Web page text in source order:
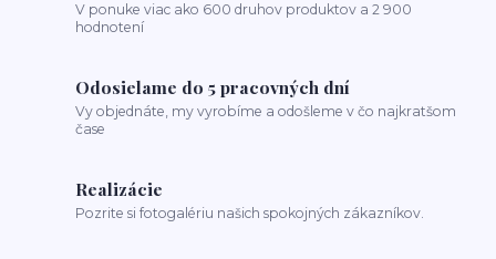
V ponuke viac ako 600 druhov produktov a 2 900
hodnotení
Odosielame do 5 pracovných dní
Vy objednáte, my vyrobíme a odošleme v čo najkratšom
čase
Realizácie
Pozrite si fotogalériu našich spokojných zákazníkov.